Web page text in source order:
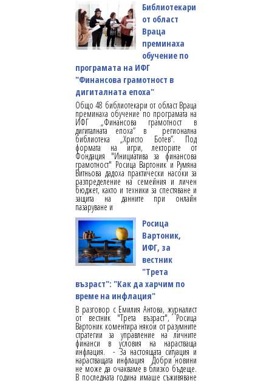
Библиотекари
от област
Враца
преминаха
обучение по
програмата на ИФГ
"Финансова грамотност в
дигиталната епоха"
Общо 48 библиотекари от област Враца
преминаха обучение по програмата на
ИФГ „Финансова грамотност в
дигиталната епоха“ в регионална
библиотека „Христо Ботев”. Под
формата на игри, лекторите от
Фондация "Инициатива за финансова
грамотност" Росица Вартоник и Румяна
Витньова дадоха практически насоки за
разпределение на семейния и личен
бюджет, както и техники за спестяване и
защита на данните при онлайн
пазаруване и
Росица
Вартоник,
ИФГ, за
вестник
"Трета
възраст": "Как да харчим по
време на инфлация"
В разговор с Емилия Антова, журналист
от вестник "Трета възраст", Росица
Вартоник коментира някои от разумните
стратегии за управление на личните
финанси в условия на нарастваща
инфлация. - За настоящата ситуация и
нарастващата инфлация Добри новини
не може да очакваме в близко бъдеще.
В последната година имаше съживяване